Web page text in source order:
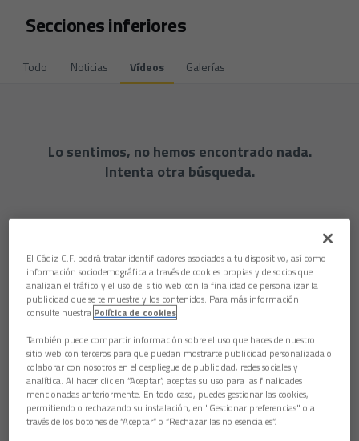
Secciones inferiores
Todo Noticias Vídeos Galerías
Lo sentimos, no hemos encontrado nada.
Intenta otra búsqueda.
El Cádiz C.F. podrá tratar identificadores asociados a tu dispositivo, así como
información sociodemográfica a través de cookies propias y de socios que
analizan el tráfico y el uso del sitio web con la finalidad de personalizar la
publicidad que se te muestre y los contenidos. Para más información
consulte nuestra Política de cookies
También puede compartir información sobre el uso que haces de nuestro
sitio web con terceros para que puedan mostrarte publicidad personalizada o
colaborar con nosotros en el despliegue de publicidad, redes sociales y
analítica. Al hacer clic en “Aceptar”, aceptas su uso para las finalidades
mencionadas anteriormente. En todo caso, puedes gestionar las cookies,
permitiendo o rechazando su instalación, en "Gestionar preferencias" o a
través de los botones de “Aceptar” o “Rechazar las no esenciales”.